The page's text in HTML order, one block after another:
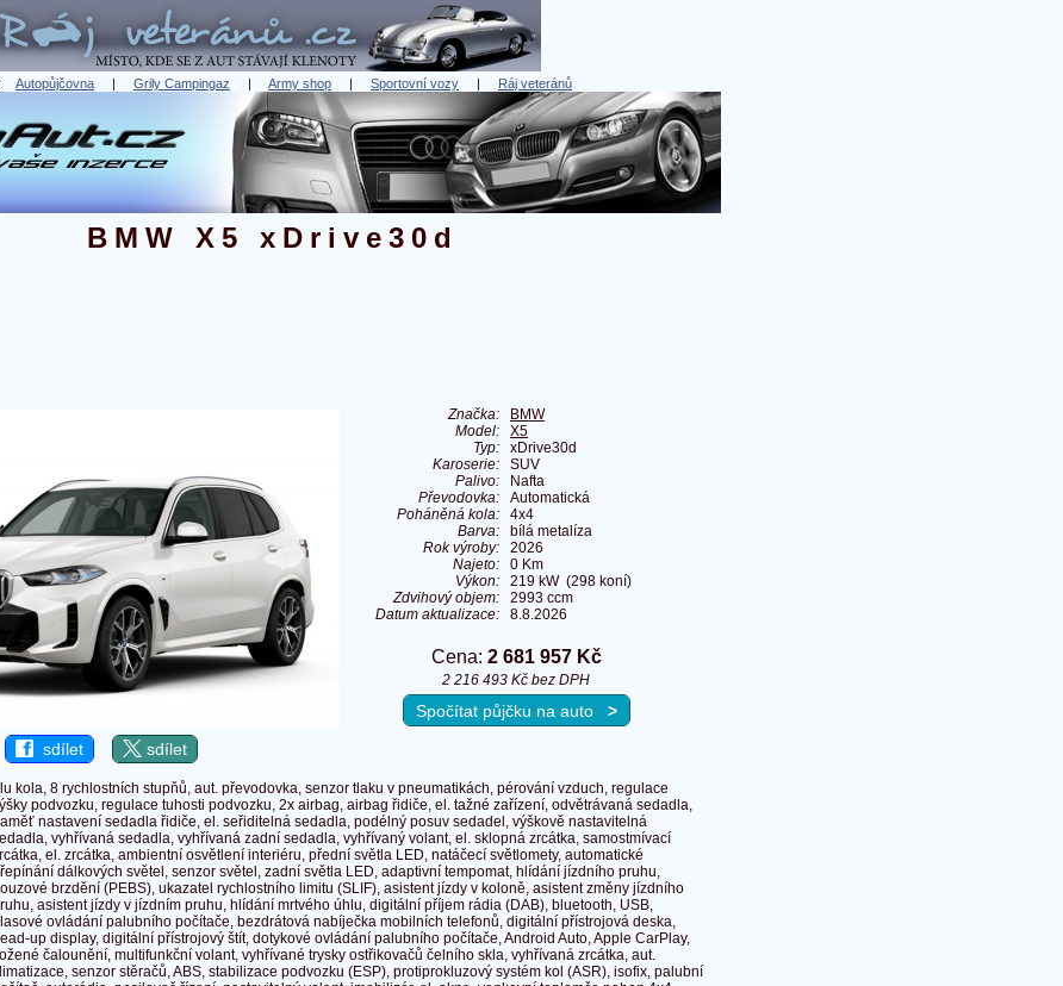
Autopůjčovna | Grily Campingaz | Army shop | Sportovní vozy | Ráj veteránů
BMW X5 xDrive30d
sdílet sdílet
Značka:
BMW
Model:
X5
Typ:
xDrive30d
Karoserie:
SUV
Palivo:
Nafta
Převodovka:
Automatická
Poháněná kola:
4x4
Barva:
bílá metalíza
Rok výroby:
2026
Najeto:
0 Km
Výkon:
219 kW (298 koní)
Zdvihový objem:
2993 ccm
Datum aktualizace:
8.8.2026
Cena: 2 681 957 Kč
2 216 493 Kč bez DPH
Spočítat půjčku na auto >
kola, 8 rychlostních stupňů, aut. převodovka, senzor tlaku v pneumatikách, pérování vzduch, regulace
podvozku, regulace tuhosti podvozku, 2x airbag, airbag řidiče, el. tažné zařízení, odvětrávaná sedadla,
nastavení sedadla řidiče, el. seřiditelná sedadla, podélný posuv sedadel, výškově nastavitelná
vyhřívaná sedadla, vyhřívaná zadní sedadla, vyhřívaný volant, el. sklopná zrcátka, samostmívací
el. zrcátka, ambientní osvětlení interiéru, přední světla LED, natáčecí světlomety, automatické
dálkových světel, senzor světel, zadní světla LED, adaptivní tempomat, hlídání jízdního pruhu,
brzdění (PEBS), ukazatel rychlostního limitu (SLIF), asistent jízdy v koloně, asistent změny jízdního
asistent jízdy v jízdním pruhu, hlídání mrtvého úhlu, digitální příjem rádia (DAB), bluetooth, USB,
ovládání palubního počítače, bezdrátová nabíječka mobilních telefonů, digitální přístrojová deska,
up display, digitální přístrojový štít, dotykové ovládání palubního počítače, Android Auto, Apple CarPlay,
čalounění, multifunkční volant, vyhřívané trysky ostřikovačů čelního skla, vyhřívaná zrcátka, aut.
senzor stěračů, ABS, stabilizace podvozku (ESP), protiprokluzový systém kol (ASR), isofix, palubní